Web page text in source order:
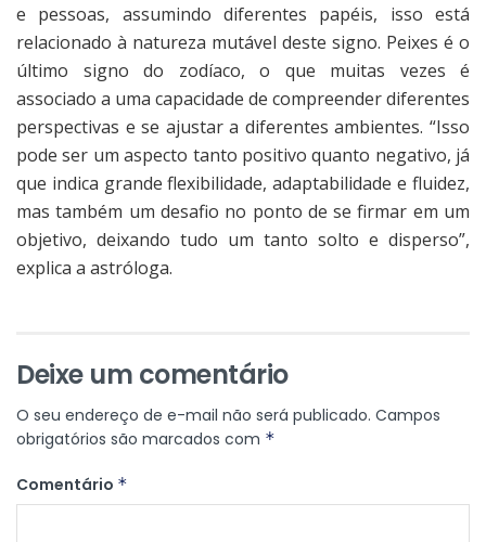
e pessoas, assumindo diferentes papéis, isso está
relacionado à natureza mutável deste signo. Peixes é o
último signo do zodíaco, o que muitas vezes é
associado a uma capacidade de compreender diferentes
perspectivas e se ajustar a diferentes ambientes. “Isso
pode ser um aspecto tanto positivo quanto negativo, já
que indica grande flexibilidade, adaptabilidade e fluidez,
mas também um desafio no ponto de se firmar em um
objetivo, deixando tudo um tanto solto e disperso”,
explica a astróloga.
Deixe um comentário
O seu endereço de e-mail não será publicado. Campos
obrigatórios são marcados com *
Comentário *